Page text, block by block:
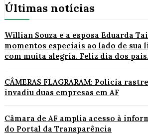
Últimas notícias
Willian Souza e a esposa Eduarda
momentos especiais ao lado de sua
com muita alegria. Feliz dia dos
CÂMERAS FLAGRARAM: Polícia
invadiu duas empresas em AF
Câmara de AF amplia acesso à
do Portal da Transparência